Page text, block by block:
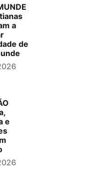
a
de
e